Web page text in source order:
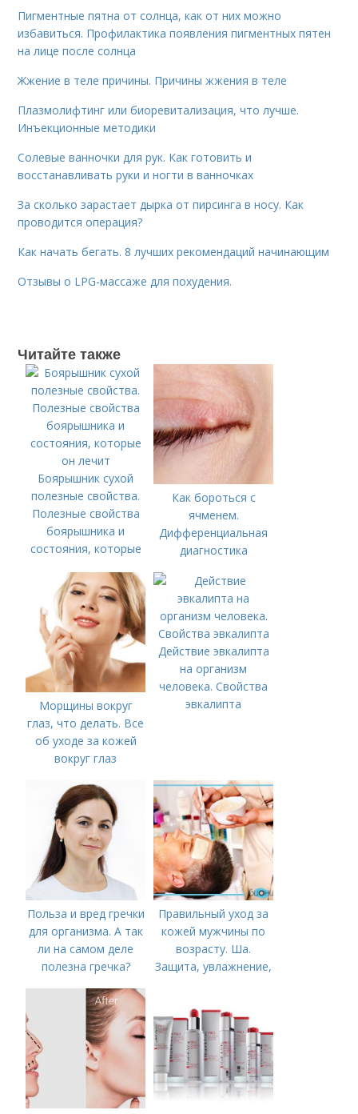
Пигментные пятна от солнца, как от них можно
избавиться. Профилактика появления пигментных пятен
на лице после солнца
Жжение в теле причины. Причины жжения в теле
Плазмолифтинг или биоревитализация, что лучше.
Инъекционные методики
Солевые ванночки для рук. Как готовить и
восстанавливать руки и ногти в ванночках
За сколько зарастает дырка от пирсинга в носу. Как
проводится операция?
Как начать бегать. 8 лучших рекомендаций начинающим
Отзывы о LPG-массаже для похудения.
Читайте также
Боярышник сухой
полезные свойства.
Полезные свойства
боярышника и
состояния, которые
Как бороться с
ячменем.
Дифференциальная
диагностика
Морщины вокруг
глаз, что делать. Все
об уходе за кожей
вокруг глаз
Действие эвкалипта
на организм
человека. Свойства
эвкалипта
Польза и вред гречки
для организма. А так
ли на самом деле
полезна гречка?
Правильный уход за
кожей мужчины по
возрасту. Ша.
Защита, увлажнение,